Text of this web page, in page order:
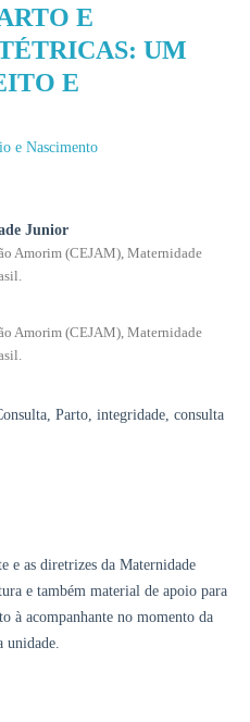
E
UM
E
e Nascimento
Junior
Amorim (CEJAM), Maternidade
Amorim (CEJAM), Maternidade
Parto, integridade, consulta
e as diretrizes da Maternidade
e também material de apoio para
à acompanhante no momento da
unidade.